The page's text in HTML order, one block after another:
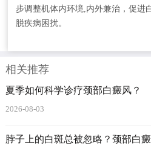
步调整机体内环境,内外兼治，促进
脱疾病困扰。
相关推荐
夏季如何科学诊疗颈部白癜风？
2026-08-03
脖子上的白斑总被忽略？颈部白